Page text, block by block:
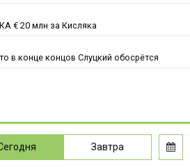
€ 20 млн за Кисляка
в конце концов Слуцкий обосрётся
Завтра